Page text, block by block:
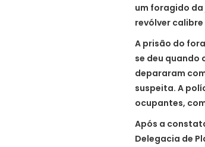
um foragido
revólver
A prisão do
se deu quando
depararam
suspeita. A
ocupantes,
Após a
Delegacia de